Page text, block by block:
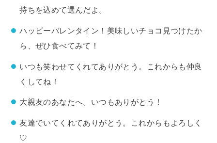
持ちを込めて選んだよ。
ハッピーバレンタイン！美味しいチョコ見つけたか
ら、ぜひ食べてみて！
いつも笑わせてくれてありがとう。これからも仲良
くしてね！
大親友のあなたへ。いつもありがとう！
友達でいてくれてありがとう。これからもよろしく
♡